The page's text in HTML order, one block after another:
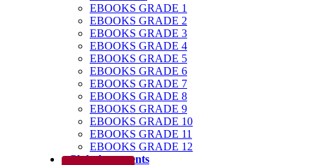
EBOOKS GRADE 1
EBOOKS GRADE 2
EBOOKS GRADE 3
EBOOKS GRADE 4
EBOOKS GRADE 5
EBOOKS GRADE 6
EBOOKS GRADE 7
EBOOKS GRADE 8
EBOOKS GRADE 9
EBOOKS GRADE 10
EBOOKS GRADE 11
EBOOKS GRADE 12
Club des parents